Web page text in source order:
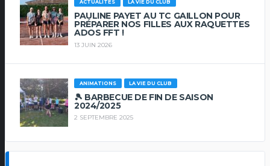
ACTUALITÉS LA VIE DU CLUB
PAULINE PAYET AU TC GAILLON POUR
PRÉPARER NOS FILLES AUX RAQUETTES
ADOS FFT !
13 JUIN 2026
ANIMATIONS LA VIE DU CLUB
🎾 BARBECUE DE FIN DE SAISON
2024/2025
2 SEPTEMBRE 2025